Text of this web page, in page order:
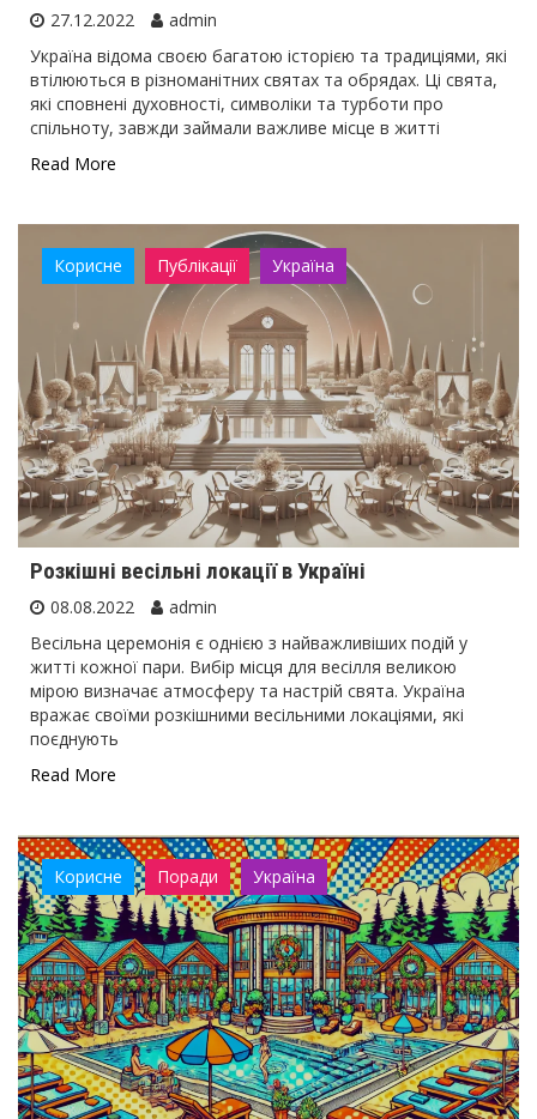
27.12.2022
admin
Україна відома своєю багатою історією та традиціями, які
втілюються в різноманітних святах та обрядах. Ці свята,
які сповнені духовності, символіки та турботи про
спільноту, завжди займали важливе місце в житті
Read More
Корисне Публікації Україна
Розкішні весільні локації в Україні
08.08.2022
admin
Весільна церемонія є однією з найважливіших подій у
житті кожної пари. Вибір місця для весілля великою
мірою визначає атмосферу та настрій свята. Україна
вражає своїми розкішними весільними локаціями, які
поєднують
Read More
Корисне Поради Україна